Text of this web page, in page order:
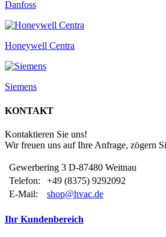
Danfoss
Honeywell Centra
Siemens
KONTAKT
Kontaktieren Sie uns!
Wir freuen uns auf Ihre Anfrage, zögern
Gewerbering 3 D-87480 Weitnau
Telefon:
+49 (8375) 9292092
E-Mail:
shop@hvac.de
Ihr Kundenbereich